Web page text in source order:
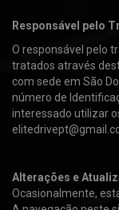
Responsável pelo
O responsável pelo
tratados através
com sede em São
número de
interessado utilizar
Alterações e
Ocasionalmente,